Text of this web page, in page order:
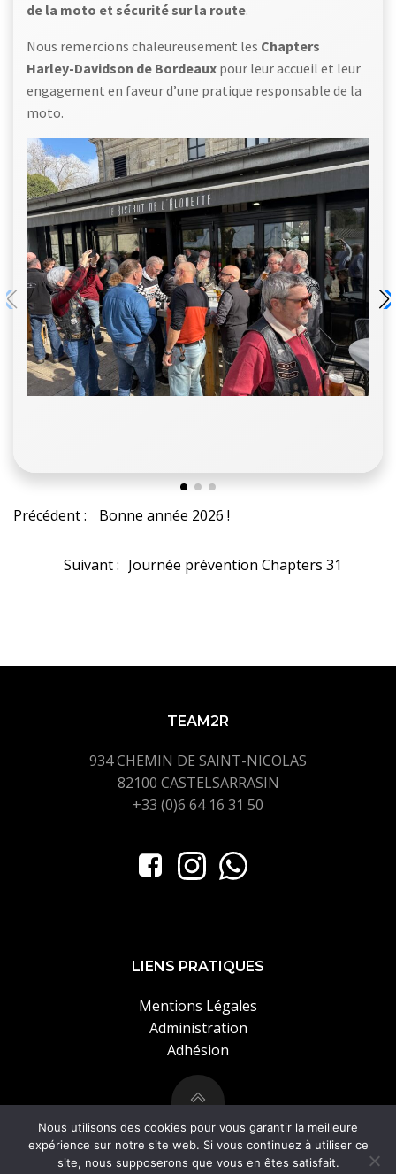
de la moto et sécurité sur la route.
Nous remercions chaleureusement les Chapters
Harley-Davidson de Bordeaux pour leur accueil et leur
engagement en faveur d’une pratique responsable de la
moto.
Navigation
Précédent : Bonne année 2026 !
Navigation
Suivant : Journée prévention Chapters 31
TEAM2R
934 CHEMIN DE SAINT-NICOLAS
82100 CASTELSARRASIN
+33 (0)6 64 16 31 50
LIENS PRATIQUES
Mentions Légales
Administration
Adhésion
© 2026 Team2r
Nous utilisons des cookies pour vous garantir la meilleure
expérience sur notre site web. Si vous continuez à utiliser ce
site, nous supposerons que vous en êtes satisfait.